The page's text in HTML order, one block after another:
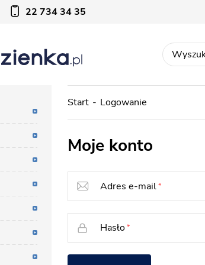
22 734 34 35
Start Logowanie
Moje konto
Adres e-mail
Hasło